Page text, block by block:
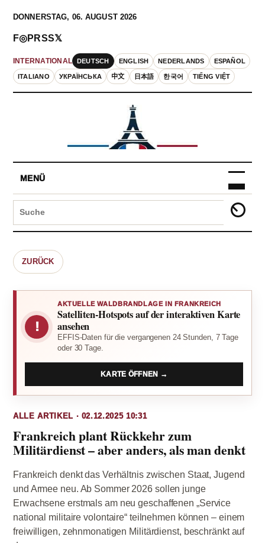
DONNERSTAG, 06. AUGUST 2026
INTERNATIONAL DEUTSCH ENGLISH NEDERLANDS ESPAÑOL
ITALIANO УКРАЇНСЬКА 中文 日本語 한국어 TIẾNG VIỆT
F◎PRSS𝕏
MENÜ
ZURÜCK
!
AKTUELLE WALDBRANDLAGE IN FRANKREICH
Satelliten-Hotspots auf der interaktiven Karte
ansehen
EFFIS-Daten für die vergangenen 24 Stunden, 7 Tage
oder 30 Tage.
KARTE ÖFFNEN →
ALLE ARTIKEL · 02.12.2025 10:31
Frankreich plant Rückkehr zum
Militärdienst – aber anders, als man denkt
Frankreich denkt das Verhältnis zwischen Staat, Jugend
und Armee neu. Ab Sommer 2026 sollen junge
Erwachsene erstmals am neu geschaffenen „Service
national militaire volontaire“ teilnehmen können – einem
freiwilligen, zehnmonatigen Militärdienst, beschränkt auf